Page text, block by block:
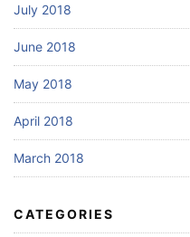
July 2018
June 2018
May 2018
April 2018
March 2018
CATEGORIES